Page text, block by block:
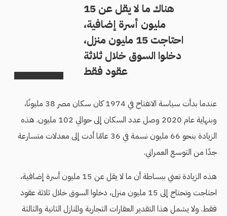
هناك ما لا يقل عن 15
مليون أسرة إضافية،
احتاجت 15 مليون منزل،
دخلوا السوق خلال ثلاثة
عقود فقط
عندما بدأت سياسة الانفتاح في 1974 كان سكان مصر 38 مليونًا،
وبنهاية عام 2020 وصل عدد السكان إلى حوالي 102 مليون. هذه
الزيادة بنحو 66 مليون نسمة في 36 عامًا أدت إلى معدلات متسارعة
جدًا من التوسع العمراني.
هذه الزيادة تعني ببساطة أن ما لا يقل عن 15 مليون أسرة إضافية،
احتاجت وتحتاج إلى 15 مليون منزل، دخلوا السوق خلال ثلاثة عقود
فقط. ولا يشمل هذا التقدير العقارات التجارية والمنازل الثانية والثالثة